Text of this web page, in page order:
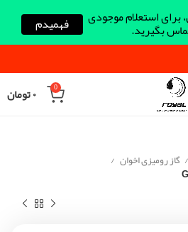
0 ۰تومان
گاز رومیزی اخوان
برای استعلام موجودی
بگیرید. فهمیدم